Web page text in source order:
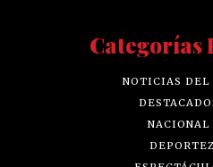
Categorías
NOTICIAS DEL
NACIONAL
DEPORTEZ